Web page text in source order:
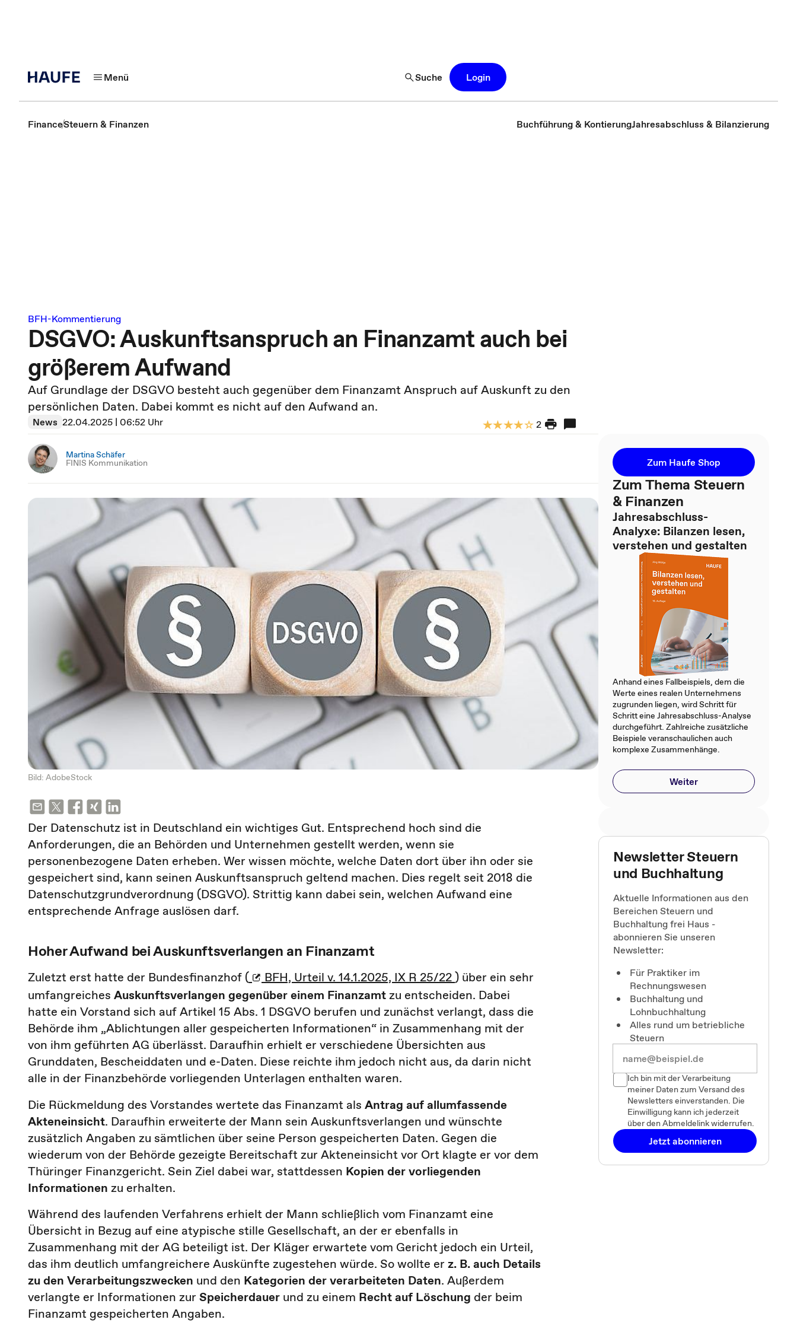
Menü Suche Login
FinanceSteuern & Finanzen Buchführung & KontierungJahresabschluss & Bilanzierung
BFH-Kommentierung
DSGVO: Auskunftsanspruch an Finanzamt auch bei
größerem Aufwand
Auf Grundlage der DSGVO besteht auch gegenüber dem Finanzamt Anspruch auf Auskunft zu den
persönlichen Daten. Dabei kommt es nicht auf den Aufwand an.
News 22.04.2025 | 06:52 Uhr 2
Martina Schäfer
FINIS Kommunikation
Bild: AdobeStock
Der Datenschutz ist in Deutschland ein wichtiges Gut. Entsprechend hoch sind die
Anforderungen, die an Behörden und Unternehmen gestellt werden, wenn sie
personenbezogene Daten erheben. Wer wissen möchte, welche Daten dort über ihn oder sie
gespeichert sind, kann seinen Auskunftsanspruch geltend machen. Dies regelt seit 2018 die
Datenschutzgrundverordnung (DSGVO). Strittig kann dabei sein, welchen Aufwand eine
entsprechende Anfrage auslösen darf.
Hoher Aufwand bei Auskunftsverlangen an Finanzamt
Zuletzt erst hatte der Bundesfinanzhof ( BFH, Urteil v. 14.1.2025, IX R 25/22) über ein sehr
umfangreiches Auskunftsverlangen gegenüber einem Finanzamtzu entscheiden. Dabei
hatte ein Vorstand sich auf Artikel 15 Abs. 1 DSGVO berufen und zunächst verlangt, dass die
Behörde ihm „Ablichtungen aller gespeicherten Informationen“ in Zusammenhang mit der
von ihm geführten AG überlässt. Daraufhin erhielt er verschiedene Übersichten aus
Grunddaten, Bescheiddaten und e-Daten. Diese reichte ihm jedoch nicht aus, da darin nicht
alle in der Finanzbehörde vorliegenden Unterlagen enthalten waren.
Die Rückmeldung des Vorstandes wertete das Finanzamt als Antrag auf allumfassende
Akteneinsicht. Daraufhin erweiterte der Mann sein Auskunftsverlangen und wünschte
zusätzlich Angaben zu sämtlichen über seine Person gespeicherten Daten. Gegen die
wiederum von der Behörde gezeigte Bereitschaft zur Akteneinsicht vor Ort klagte er vor dem
Thüringer Finanzgericht. Sein Ziel dabei war, stattdessen Kopien der vorliegenden
Informationen zu erhalten.
Während des laufenden Verfahrens erhielt der Mann schließlich vom Finanzamt eine
Übersicht in Bezug auf eine atypische stille Gesellschaft, an der er ebenfalls in
Zusammenhang mit der AG beteiligt ist. Der Kläger erwartete vom Gericht jedoch ein Urteil,
das ihm deutlich umfangreichere Auskünfte zugestehen würde. So wollte er z. B. auch Details
zu den Verarbeitungszwecken und den Kategorien der verarbeiteten Daten. Außerdem
verlangte er Informationen zur Speicherdauer und zu einem Recht auf Löschung der beim
Finanzamt gespeicherten Angaben.
Zum Haufe Shop
Zum Thema Steuern
& Finanzen
Jahresabschluss-
Analyxe: Bilanzen lesen,
verstehen und gestalten
Anhand eines Fallbeispiels, dem die
Werte eines realen Unternehmens
zugrunden liegen, wird Schritt für
Schritt eine Jahresabschluss-Analyse
durchgeführt. Zahlreiche zusätzliche
Beispiele veranschaulichen auch
komplexe Zusammenhänge.
Weiter
Newsletter Steuern
und Buchhaltung
Aktuelle Informationen aus den
Bereichen Steuern und
Buchhaltung frei Haus -
abonnieren Sie unseren
Newsletter:
Für Praktiker im
Rechnungswesen
Buchhaltung und
Lohnbuchhaltung
Alles rund um betriebliche
Steuern
Ich bin mit der Verarbeitung
meiner Daten zum Versand des
Newsletters einverstanden. Die
Einwilligung kann ich jederzeit
über den Abmeldelink widerrufen.
Jetzt abonnieren